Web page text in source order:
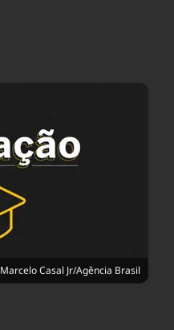
Podcast
Política
Saúde
Casal Jr/Agência Brasil